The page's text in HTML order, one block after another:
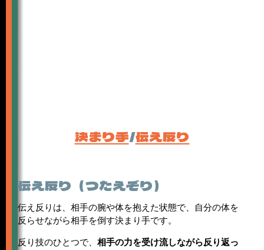
決まり手/伝え反り
伝え反り（つたえぞり）
伝え反りは、相手の腕や体を抱えた状態で、自分の体を
反らせながら相手を倒す決まり手です。
反り技のひとつで、 相手の力を受け流しながら反り返っ